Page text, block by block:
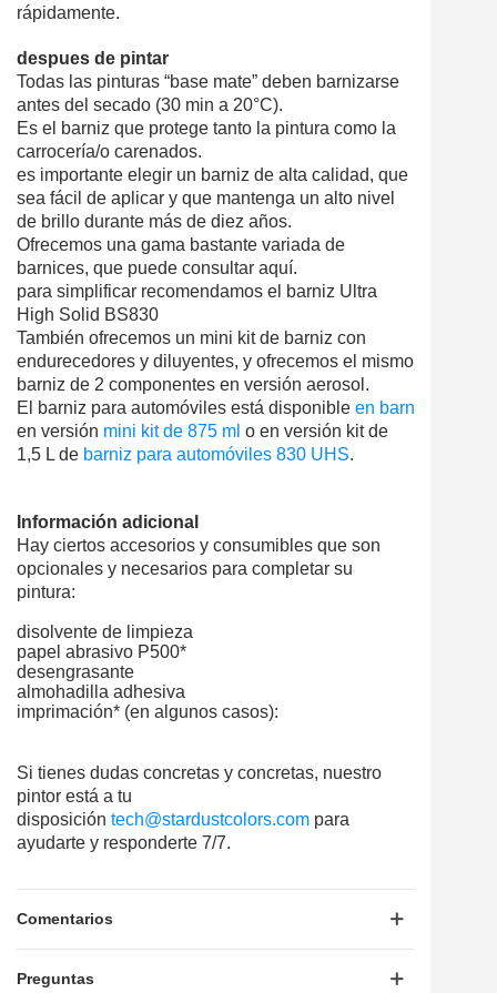
rápidamente.
despues de pintar
Todas las pinturas “base mate” deben barnizarse
antes del secado (30 min a 20°C).
Es el barniz que protege tanto la pintura como la
carrocería/o carenados.
es importante elegir un barniz de alta calidad, que
sea fácil de aplicar y que mantenga un alto nivel
de brillo durante más de diez años.
Ofrecemos una gama bastante variada de
barnices, que puede consultar aquí.
para simplificar recomendamos el barniz Ultra
High Solid BS830
También ofrecemos un mini kit de barniz con
endurecedores y diluyentes, y ofrecemos el mismo
barniz de 2 componentes en versión aerosol.
El
barniz para automóviles está disponible en barniz
en versión mini kit de 875 ml o en versión kit de
1,5 L de barniz para automóviles 830 UHS.
Información adicional
Hay ciertos accesorios y consumibles que son
opcionales y necesarios para completar su
pintura:
disolvente de limpieza
papel abrasivo P500*
desengrasante
almohadilla adhesiva
imprimación* (en algunos casos):
Si tienes dudas concretas y concretas, nuestro
pintor está a tu
disposición tech@stardustcolors.com para
ayudarte y responderte 7/7.
Comentarios
Preguntas